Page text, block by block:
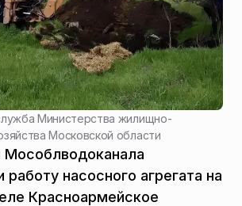
Министерства жилищно-
Московской области
Мособлводоканала
работу насосного агрегата на
Красноармейское